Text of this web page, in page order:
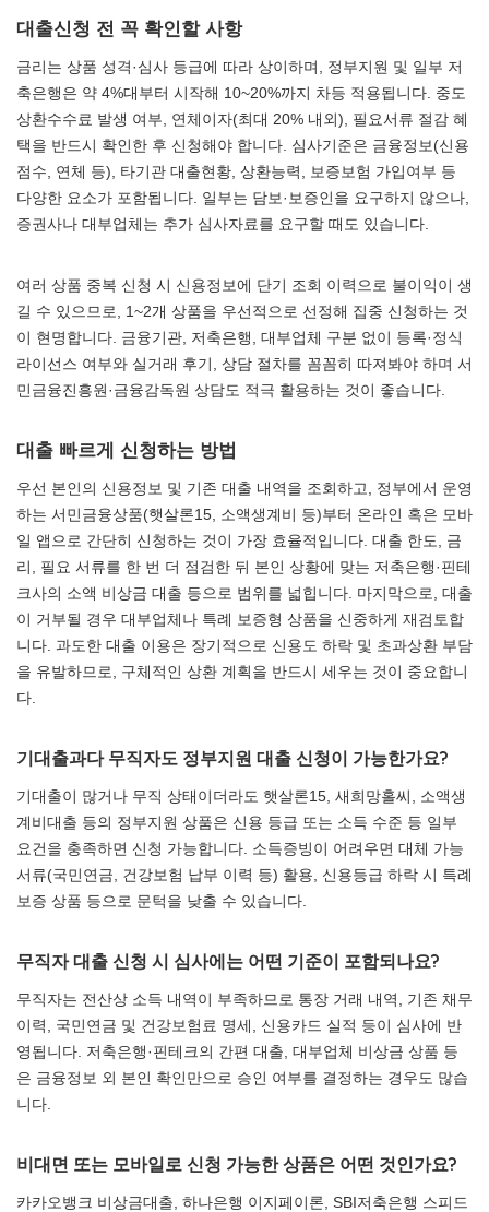
대출신청 전 꼭 확인할 사항
금리는 상품 성격·심사 등급에 따라 상이하며, 정부지원 및 일부 저
축은행은 약 4%대부터 시작해 10~20%까지 차등 적용됩니다. 중도
상환수수료 발생 여부, 연체이자(최대 20% 내외), 필요서류 절감 혜
택을 반드시 확인한 후 신청해야 합니다. 심사기준은 금융정보(신용
점수, 연체 등), 타기관 대출현황, 상환능력, 보증보험 가입여부 등
다양한 요소가 포함됩니다. 일부는 담보·보증인을 요구하지 않으나,
증권사나 대부업체는 추가 심사자료를 요구할 때도 있습니다.
여러 상품 중복 신청 시 신용정보에 단기 조회 이력으로 불이익이 생
길 수 있으므로, 1~2개 상품을 우선적으로 선정해 집중 신청하는 것
이 현명합니다. 금융기관, 저축은행, 대부업체 구분 없이 등록·정식
라이선스 여부와 실거래 후기, 상담 절차를 꼼꼼히 따져봐야 하며 서
민금융진흥원·금융감독원 상담도 적극 활용하는 것이 좋습니다.
대출 빠르게 신청하는 방법
우선 본인의 신용정보 및 기존 대출 내역을 조회하고, 정부에서 운영
하는 서민금융상품(햇살론15, 소액생계비 등)부터 온라인 혹은 모바
일 앱으로 간단히 신청하는 것이 가장 효율적입니다. 대출 한도, 금
리, 필요 서류를 한 번 더 점검한 뒤 본인 상황에 맞는 저축은행·핀테
크사의 소액 비상금 대출 등으로 범위를 넓힙니다. 마지막으로, 대출
이 거부될 경우 대부업체나 특례 보증형 상품을 신중하게 재검토합
니다. 과도한 대출 이용은 장기적으로 신용도 하락 및 초과상환 부담
을 유발하므로, 구체적인 상환 계획을 반드시 세우는 것이 중요합니
다.
기대출과다 무직자도 정부지원 대출 신청이 가능한가요?
기대출이 많거나 무직 상태이더라도 햇살론15, 새희망홀씨, 소액생
계비대출 등의 정부지원 상품은 신용 등급 또는 소득 수준 등 일부
요건을 충족하면 신청 가능합니다. 소득증빙이 어려우면 대체 가능
서류(국민연금, 건강보험 납부 이력 등) 활용, 신용등급 하락 시 특례
보증 상품 등으로 문턱을 낮출 수 있습니다.
무직자 대출 신청 시 심사에는 어떤 기준이 포함되나요?
무직자는 전산상 소득 내역이 부족하므로 통장 거래 내역, 기존 채무
이력, 국민연금 및 건강보험료 명세, 신용카드 실적 등이 심사에 반
영됩니다. 저축은행·핀테크의 간편 대출, 대부업체 비상금 상품 등
은 금융정보 외 본인 확인만으로 승인 여부를 결정하는 경우도 많습
니다.
비대면 또는 모바일로 신청 가능한 상품은 어떤 것인가요?
카카오뱅크 비상금대출, 하나은행 이지페이론, SBI저축은행 스피드